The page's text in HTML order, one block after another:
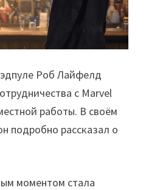
Роб Лайфелд
с Marvel
работы. В своём
подробно рассказал о
моментом стала